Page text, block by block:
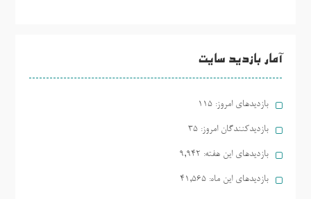
آمار بازدید سایت
بازدیدهای امروز: 115
بازدیدکنندگان امروز: 35
بازدیدهای این هفته: 9,942
بازدیدهای این ماه: 41,565